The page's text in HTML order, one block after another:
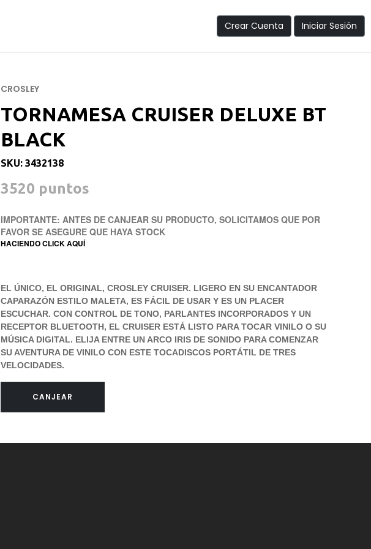
Crear Cuenta Iniciar Sesión
CROSLEY
TORNAMESA CRUISER DELUXE BT
BLACK
SKU: 3432138
3520 puntos
IMPORTANTE: ANTES DE CANJEAR SU PRODUCTO, SOLICITAMOS QUE POR
FAVOR SE ASEGURE QUE HAYA STOCK
HACIENDO CLICK AQUÍ
EL ÚNICO, EL ORIGINAL, CROSLEY CRUISER. LIGERO EN SU ENCANTADOR
CAPARAZÓN ESTILO MALETA, ES FÁCIL DE USAR Y ES UN PLACER
ESCUCHAR. CON CONTROL DE TONO, PARLANTES INCORPORADOS Y UN
RECEPTOR BLUETOOTH, EL CRUISER ESTÁ LISTO PARA TOCAR VINILO O SU
MÚSICA DIGITAL. ELIJA ENTRE UN ARCO IRIS DE SONIDO PARA COMENZAR
SU AVENTURA DE VINILO CON ESTE TOCADISCOS PORTÁTIL DE TRES
VELOCIDADES.
CANJEAR